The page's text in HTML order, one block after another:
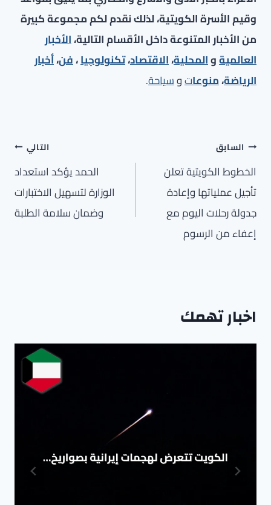
وقيم الأسرة الكويتية، لذلك نقدم لكم مجموعة كبيرة
من الأخبار المتنوعة داخل الأقسام التالية،الأخبار
العالميةوالمحلية،الاقتصاد،تكنولوجيا،فن،أخبار
الرياضة،منوعاتوسياحة.
تصفّح
المقالات
السابق
الخطوط الكويتية تعلن
تأجيل عملياتها وإعادة
جدولة رحلات اليوم مع
إعفاء من الرسوم
التالي
الحمد يؤكد استعداد
الوزارة لتسهيل الاختبارات
وضمان سلامة الطلبة
اخبار تهمك